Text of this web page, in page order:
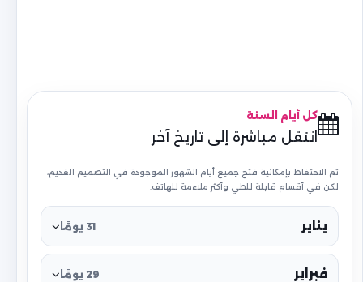
كل أيام السنة
انتقل مباشرة إلى تاريخ آخر
تم الاحتفاظ بإمكانية فتح جميع أيام الشهور الموجودة في التصميم القديم،
لكن في أقسام قابلة للطي وأكثر ملاءمة للهاتف.
يناير 31 يومًا
فبراير 29 يومًا